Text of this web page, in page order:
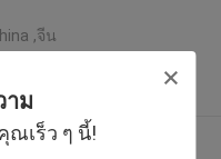
าม
ณเร็ว ๆ นี้!
,จีน